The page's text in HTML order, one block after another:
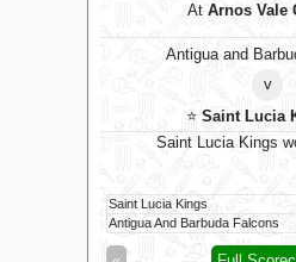
At Arnos Vale
Antigua and
v
⭐ Saint Lucia
Saint Lucia Kings
Saint Lucia Kings
Antigua And Barbuda Falcons